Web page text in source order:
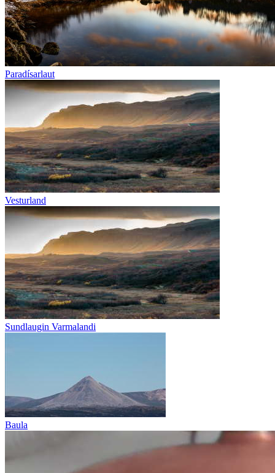
Paradísarlaut
Vesturland
Sundlaugin Varmalandi
Baula